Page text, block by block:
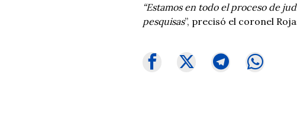
“Estamos en todo el proceso de
pesquisas”, precisó el coronel